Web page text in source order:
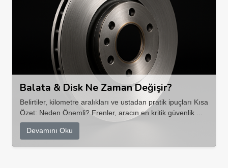
Balata & Disk Ne Zaman Değişir?
Belirtiler, kilometre aralıkları ve ustadan pratik ipuçları Kısa
Özet: Neden Önemli? Frenler, aracın en kritik güvenlik ...
Devamını Oku